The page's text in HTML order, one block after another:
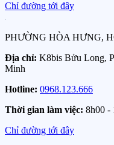
Chỉ đường tới đây
PHƯỜNG HÒA HƯNG,
Địa chỉ: K8bis Bửu Long,
Minh
Hotline: 0968.123.666
Thời gian làm việc: 8h00 -
Chỉ đường tới đây